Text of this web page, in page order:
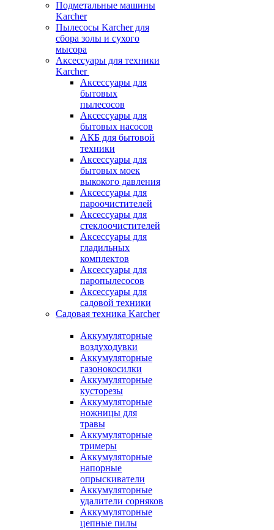
Подметальные машины
Karcher
Пылесосы Karcher для
сбора золы и сухого
мысора
Аксессуары для техники
Karcher
Аксессуары для
бытовых
пылесосов
Аксессуары для
бытовых насосов
АКБ для бытовой
техники
Аксессуары для
бытовых моек
выкокого давления
Аксессуары для
пароочистителей
Аксессуары для
стеклоочистителей
Аксессуары для
гладильных
комплектов
Аксессуары для
паропылесосов
Аксессуары для
садовой техники
Садовая техника Karcher
Аккумуляторные
воздуходувки
Аккумуляторные
газонокосилки
Аккумуляторные
кусторезы
Аккумуляторные
ножницы для
травы
Аккумуляторные
тримеры
Аккумуляторные
напорные
опрыскиватели
Аккумуляторные
удалители сорняков
Аккумуляторные
цепные пилы